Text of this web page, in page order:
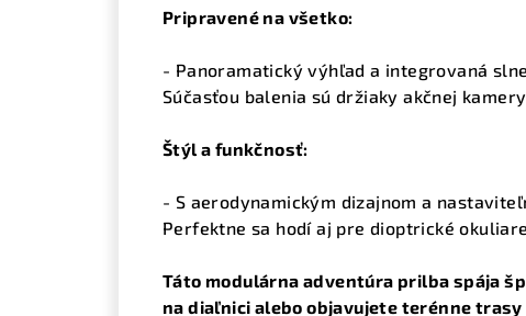
Pripravené na všetko:
- Panoramatický výhľad a integrovaná
Súčasťou balenia sú držiaky akčnej
Štýl a funkčnosť:
- S aerodynamickým dizajnom a
Perfektne sa hodí aj pre dioptrické
Táto modulárna adventúra prilba spája
na diaľnici alebo objavujete terénne